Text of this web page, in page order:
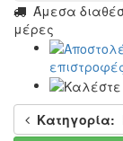
Άμεσα
μέρες
Κατηγορία: